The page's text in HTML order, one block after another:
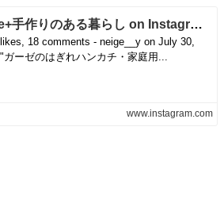
neige+手作りのある暮らし on Instagram: "ガーゼのはぎれハンカチ・家庭用ミシン編 Introducing a handkerchief with a piece of gauze. I made it with a household sewing machine, but it is convenient to have a lock sewing machine いつかインスタライブでやろうと思って予習してみたのです。 家庭用ミシンのジグザグミシン。 まぁなかなかの糸の消費と、前に進まんぞ？？ということで効率の悪さを実感したところです。ということでライブも断念… しかも縫い終えたあと布端のほつれも気になり… むー… ジグザグミシンでできるよーと大きなこと言っておいて、とても手間だったというお話でした。 大変失礼いたしました！ ということで… ロックミシンがあったら是非試してくださいね（汗） ガーゼハンカチの型紙はブログからも！DLできます。 二枚を中表に重ねて縫い代を内側に始末する方法でお試しくださいませ。 https://yunyuns.exblog.jp/30357365/ @neige__y プロフからフリーレシピ集覗いて下さいね！ ・ 最近は試作と本番と2個ずつ制作でなかなか進みませぬー！明日も頑張はなくては YouTube 「neige手作りのある暮らし」 よかったらチャンネル登録して下さいね！ https://m.youtube.com/c/neige7 生徒さんの作品は @neige_ws diy&インテリアは @neige_diy 旅の記録は @neige_trip よかったら時々覗いて下さいね！ #neige手作りのある暮らし #ハンドメイド好きさんと繋がりたい #ハンドメイド部 #ハンドメイド作家 #布小物作家 #ミシン部 #手作り #sewing #sewinglove #sewinglife #sewingfun #手作りのある暮らし #ダブルガーゼ #手作りハンカチ #はぎれ #はぎれ活用 #作り方 #ガーゼハンカチ手作り #ガーゼハンカチ #新学期準備 #新学期グッズ #咳エチケット #ティッシュポーチ"
18 comments - neige__y on July 30,
ガーゼのはぎれハンカチ・家庭用...
www.instagram.com